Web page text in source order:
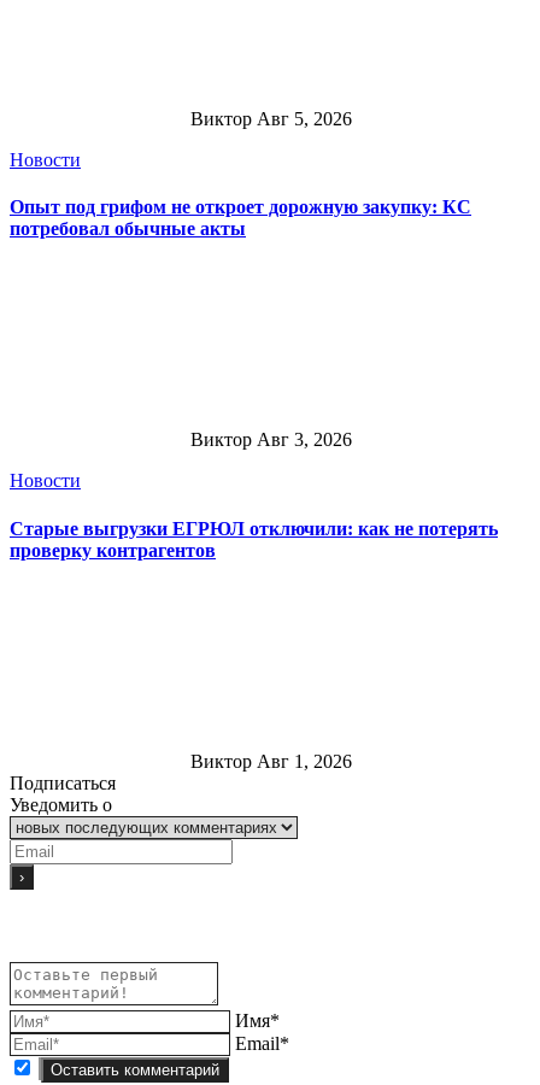
Виктор Авг 5, 2026
Новости
Опыт под грифом не откроет дорожную закупку: КС
потребовал обычные акты
Виктор Авг 3, 2026
Новости
Старые выгрузки ЕГРЮЛ отключили: как не потерять
проверку контрагентов
Виктор Авг 1, 2026
Подписаться
Уведомить о
Имя*
Email*